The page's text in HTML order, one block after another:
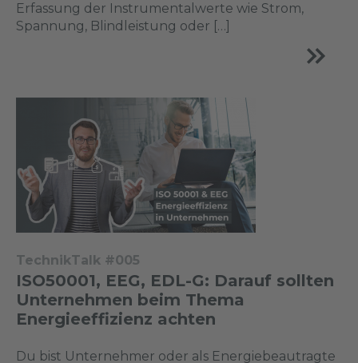
Erfassung der Instrumentalwerte wie Strom,
Spannung, Blindleistung oder […]
TechnikTalk #005
ISO50001, EEG, EDL-G: Darauf sollten
Unternehmen beim Thema
Energieeffizienz achten
Du bist Unternehmer oder als Energiebeautragte